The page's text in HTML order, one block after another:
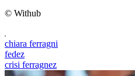
© Withub
chiara ferragni
fedez
crisi ferragnez